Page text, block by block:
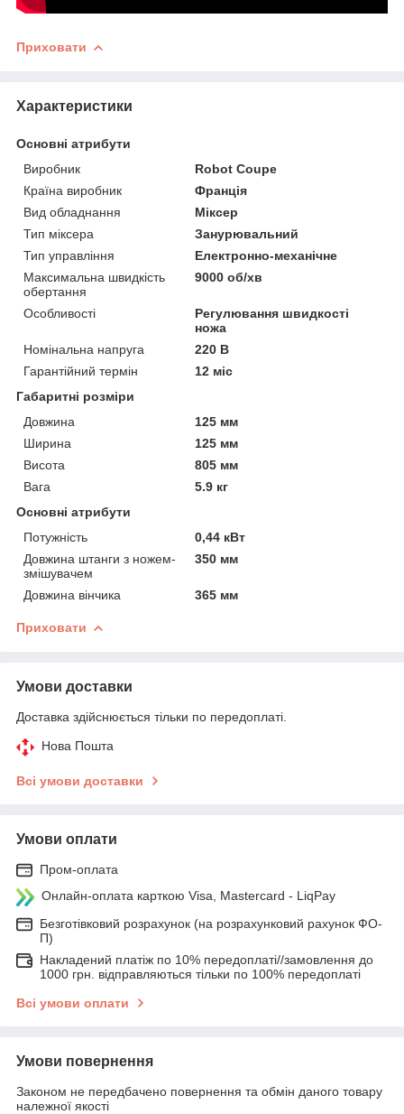
Приховати
Характеристики
Основні атрибути
Виробник
Robot Coupe
Країна виробник
Франція
Вид обладнання
Міксер
Тип міксера
Занурювальний
Тип управління
Електронно-механічне
Максимальна швидкість
обертання
9000 об/хв
Особливості
Регулювання швидкості
ножа
Номінальна напруга
220 В
Гарантійний термін
12 міс
Габаритні розміри
Довжина
125 мм
Ширина
125 мм
Висота
805 мм
Вага
5.9 кг
Основні атрибути
Потужність
0,44 кВт
Довжина штанги з ножем-
змішувачем
350 мм
Довжина вінчика 365 мм
Приховати
Умови доставки
Доставка здійснюється тільки по передоплаті.
Нова Пошта
Всі умови доставки
Умови оплати
Пром-оплата
Онлайн-оплата карткою Visa, Mastercard - LiqPay
Безготівковий розрахунок (на розрахунковий рахунок ФО-
П)
Накладений платіж по 10% передоплаті//замовлення до
1000 грн. відправляються тільки по 100% передоплаті
Всі умови оплати
Умови повернення
Законом не передбачено повернення та обмін даного товару
належної якості